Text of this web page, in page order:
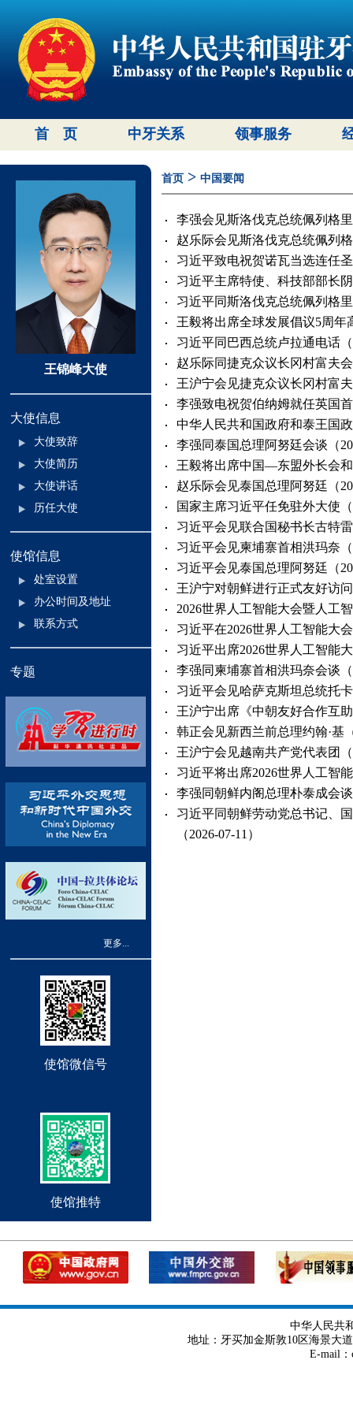
首 页 中牙关系 领事服务
王锦峰大使
大使信息
大使致辞
大使简历
大使讲话
历任大使
使馆信息
处室设置
办公时间及地址
联系方式
专题
更多...
使馆微信号
使馆推特
首页> 中国要闻
李强会见斯洛伐克总统佩列格
赵乐际会见斯洛伐克总统佩列
习近平致电祝贺诺瓦当选连任
习近平主席特使、科技部部长
习近平同斯洛伐克总统佩列格
王毅将出席全球发展倡议5周年
习近平同巴西总统卢拉通电话（
赵乐际同捷克众议长冈村富夫
王沪宁会见捷克众议长冈村富
李强致电祝贺伯纳姆就任英国
中华人民共和国政府和泰王国
李强同泰国总理阿努廷会谈（
王毅将出席中国—东盟外长会
赵乐际会见泰国总理阿努廷（
国家主席习近平任免驻外大使（
习近平会见联合国秘书长古特
习近平会见柬埔寨首相洪玛奈（
习近平会见泰国总理阿努廷（
王沪宁对朝鲜进行正式友好访
2026世界人工智能大会暨人工
习近平在2026世界人工智能大
习近平出席2026世界人工智能
李强同柬埔寨首相洪玛奈会谈（
习近平会见哈萨克斯坦总统托
王沪宁出席《中朝友好合作互
韩正会见新西兰前总理约翰·基
王沪宁会见越南共产党代表团（
习近平将出席2026世界人工智
李强同朝鲜内阁总理朴泰成会谈
习近平同朝鲜劳动党总书记、
（2026-07-11）
中华人民共
地址：牙买加金斯敦10区海景大道
E-mail：